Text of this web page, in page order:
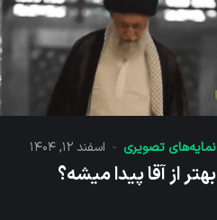
نمایه‌های تصویری اسفند ۱۲, ۱۴۰۴
بهتر از آقا پیدا میشه؟